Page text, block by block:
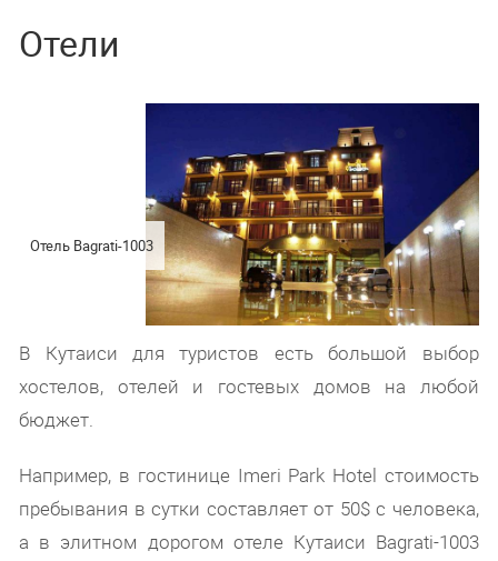
Отели
Отель Bagrati-1003
В Кутаиси для туристов есть большой выбор
хостелов, отелей и гостевых домов на любой
бюджет.
Например, в гостинице Imeri Park Hotel стоимость
пребывания в сутки составляет от 50$ с человека,
а в элитном дорогом отеле Кутаиси Bagrati-1003